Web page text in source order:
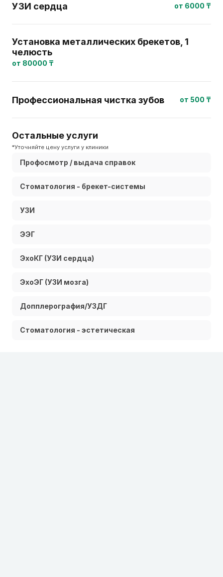
УЗИ сердца от 6000 ₸
Установка металлических брекетов, 1
челюсть
от 80000 ₸
Профессиональная чистка зубов от 500 ₸
Остальные услуги
*Уточняйте цену услуги у клиники
Профосмотр / выдача справок
Стоматология - брекет-системы
УЗИ
ЭЭГ
ЭхоКГ (УЗИ сердца)
ЭхоЭГ (УЗИ мозга)
Допплерография/УЗДГ
Стоматология - эстетическая